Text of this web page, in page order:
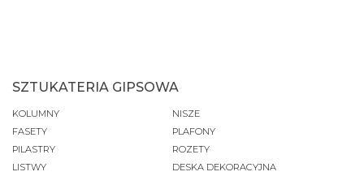
SZTUKATERIA GIPSOWA
KOLUMNY
FASETY
PILASTRY
LISTWY
NISZE
PLAFONY
ROZETY
DESKA DEKORACYJNA